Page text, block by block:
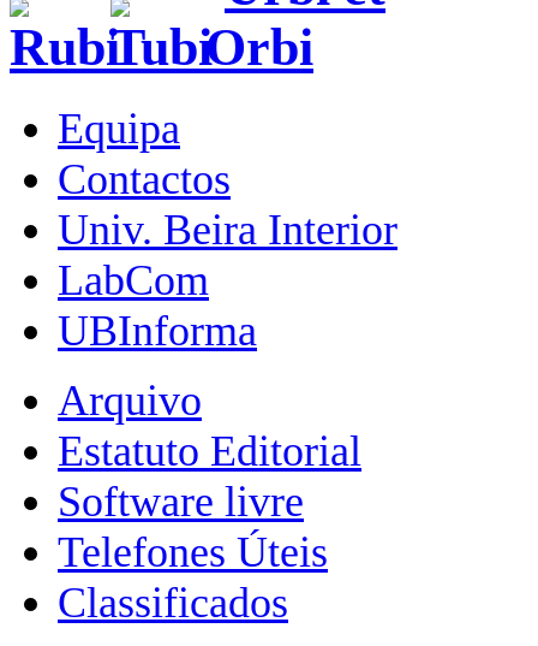
Equipa
Contactos
Univ. Beira Interior
LabCom
UBInforma
Arquivo
Estatuto Editorial
Software livre
Telefones Úteis
Classificados